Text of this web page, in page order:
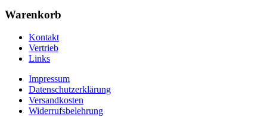
Warenkorb
Kontakt
Vertrieb
Links
Impressum
Datenschutzerklärung
Versandkosten
Widerrufsbelehrung